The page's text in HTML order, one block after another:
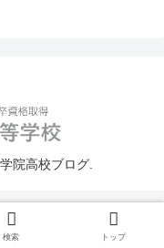
院高校ブログ.
検索 トップ